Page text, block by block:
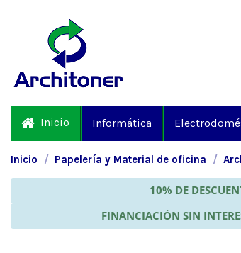
Inicio Informática
Inicio Papelería y Material de oficina
10% DE
FINANCIACIÓN SIN